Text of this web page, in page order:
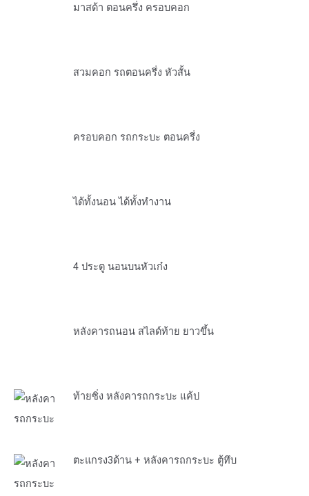
มาสด้า ตอนครึ่ง ครอบคอก
สวมคอก รถตอนครึ่ง หัวสั้น
ครอบคอก รถกระบะ ตอนครึ่ง
ได้ทั้งนอน ได้ทั้งทำงาน
4 ประตู นอนบนหัวเก๋ง
หลังคารถนอน สไลด์ท้าย ยาวขึ้น
ท้ายซิ่ง หลังคารถกระบะ แค้ป
ตะแกรง3ด้าน + หลังคารถกระบะ ตู้ทึบ